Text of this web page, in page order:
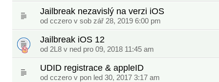
Jailbreak nezavislý na verzi iOS
od cczero v sob zář 28, 2019 6:00 pm
Jailbreak iOS 12
od 2L8 v ned pro 09, 2018 11:45 am
UDID registrace & appleID
od cczero v pon led 30, 2017 3:17 am